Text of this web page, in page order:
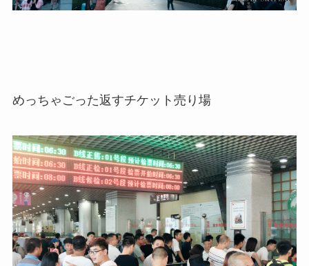
めっちゃごった返すチケット売り場